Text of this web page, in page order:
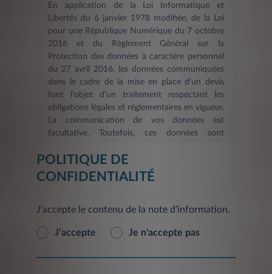
En application de la Loi Informatique et
Libertés du 6 janvier 1978 modifiée, de la Loi
pour une République Numérique du 7 octobre
2016 et du Règlement Général sur la
Protection des données à caractère personnel
du 27 avril 2016, les données communiquées
dans le cadre de la mise en place d’un devis
font l’objet d’un traitement respectant les
obligations légales et réglementaires en vigueur.
La communication de vos données est
facultative. Toutefois, ces données sont
d’information et/ou de devis en ligne. La durée
de validité des informations fournies est de six
mois
. Les informations indispensables à
demande d’information et/ou constituer votre
signalées par un astérisque. En l’absence de ces
pas être pris en compte et vous ne pourrez pas
POLITIQUE DE
CONFIDENTIALITÉ
J'accepte le contenu de la note d'information.
J’accepte Je n'accepte pas